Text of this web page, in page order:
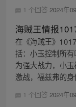
1 个回答 2024年
海贼王情报
在《海贼王》
括：小玉控制所
为强大战力，小
激战，福兹弗的
1 个回答 2024年